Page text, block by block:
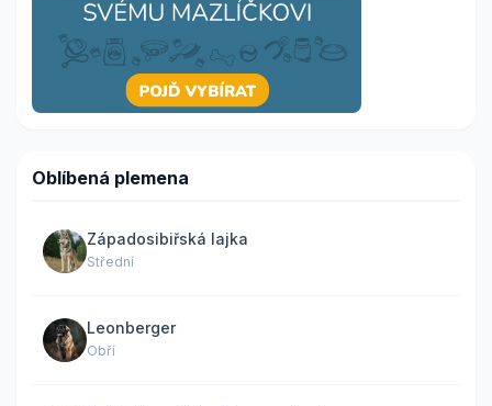
Oblíbená plemena
Západosibiřská lajka
Střední
Leonberger
Obří